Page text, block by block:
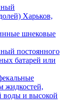
Харьков,
шнековые
постоянного
батарей или
жидкостей,
воды и высокой